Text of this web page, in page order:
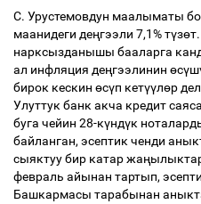
С. Урустемовдун маалыматы
маанидеги деңгээли 7,1% түзө
нарксызданышы бааларга
ал инфляция деңгээлинин өсүш
бирок кескин өсүп кетүүлөр
Улуттук банк акча кредит
буга чейин 28-күндүк
байланган, эсептик ченди
сыяктуу бир катар жаң
февраль айынан тартып,
Башкармасы тарабынан